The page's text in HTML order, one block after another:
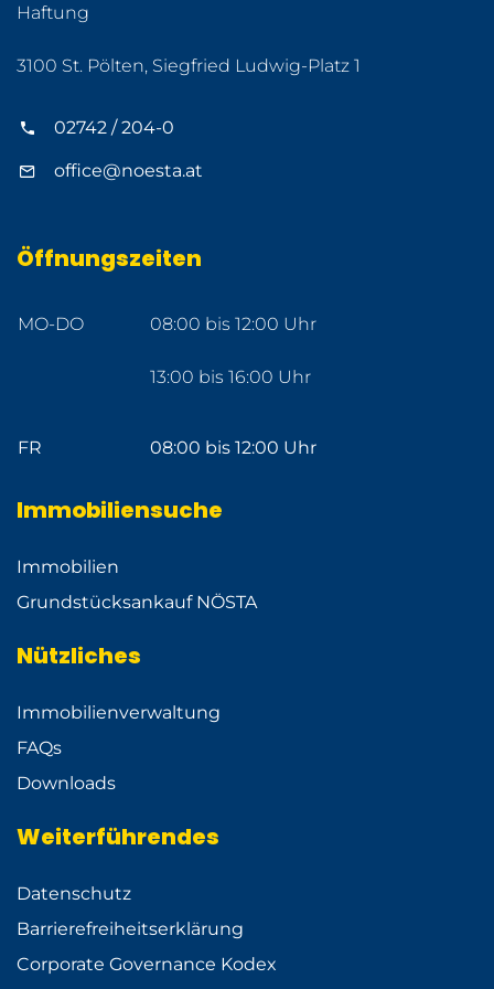
Haftung
3100 St. Pölten, Siegfried Ludwig-Platz 1
02742 / 204-0
office@noesta.at
Öffnungszeiten
MO-DO 08:00 bis 12:00 Uhr
13:00 bis 16:00 Uhr
FR 08:00 bis 12:00 Uhr
Immobiliensuche
Immobilien
Grundstücksankauf NÖSTA
Nützliches
Immobilienverwaltung
FAQs
Downloads
Weiterführendes
Datenschutz
Barrierefreiheitserklärung
Corporate Governance Kodex